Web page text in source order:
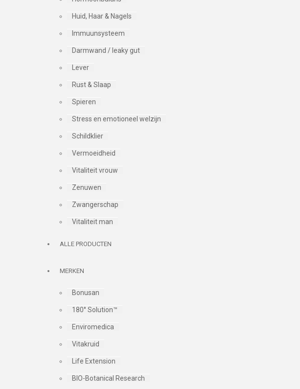
Huid, Haar & Nagels
Immuunsysteem
Darmwand / leaky gut
Lever
Rust & Slaap
Spieren
Stress en emotioneel welzijn
Schildklier
Vermoeidheid
Vitaliteit vrouw
Zenuwen
Zwangerschap
Vitaliteit man
ALLE PRODUCTEN
MERKEN
Bonusan
180° Solution™
Enviromedica
Vitakruid
Life Extension
BIO-Botanical Research